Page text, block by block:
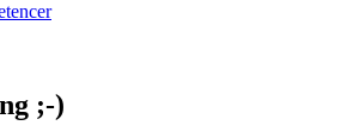
;-)